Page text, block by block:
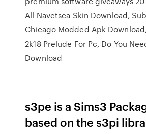
All Navetsea Skin Download,
Chicago Modded Apk
2k18 Prelude For Pc, Do You
Download
s3pe is a Sims3
based on the s3pi